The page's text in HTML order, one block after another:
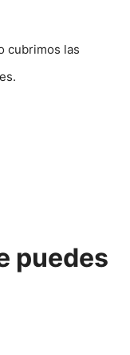
cubrimos las
puedes